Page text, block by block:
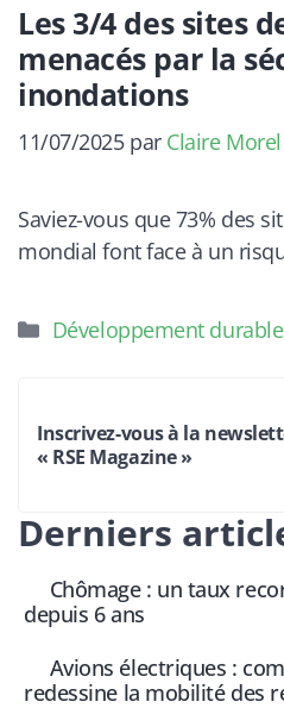
Les 3/4 des sites
menacés par la
inondations
11/07/2025 par Claire Morel
Saviez-vous que 73% des
mondial font face à un
Catégories
Développement durable
Inscrivez-vous à la
« RSE Magazine »
Derniers
Chômage : un taux
depuis 6 ans
Avions électriques :
redessine la mobilité des